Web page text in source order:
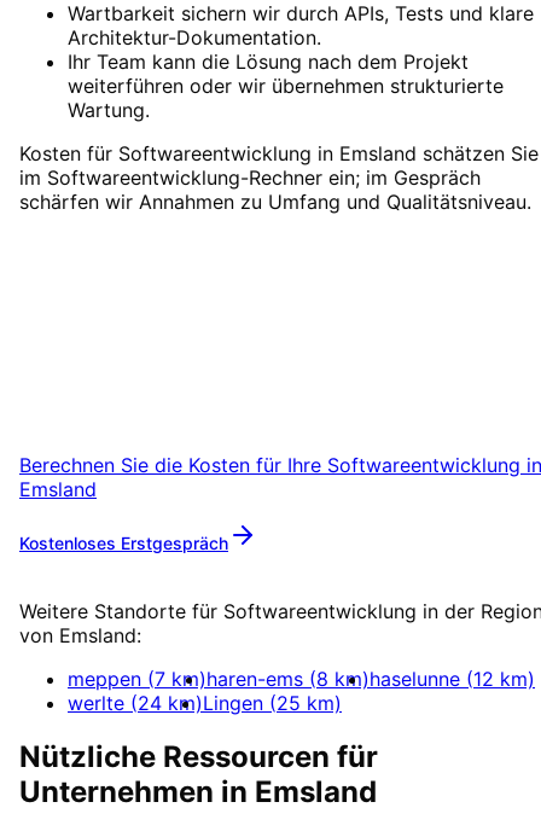
Wartbarkeit sichern wir durch APIs, Tests und klare
Architektur-Dokumentation.
Ihr Team kann die Lösung nach dem Projekt
weiterführen oder wir übernehmen strukturierte
Wartung.
Kosten für Softwareentwicklung in Emsland schätzen Sie
im Softwareentwicklung-Rechner ein; im Gespräch
schärfen wir Annahmen zu Umfang und Qualitätsniveau.
Berechnen Sie die Kosten für Ihre Softwareentwicklung in
Emsland
Kostenloses Erstgespräch
Weitere Standorte für Softwareentwicklung in der
von Emsland:
meppen (7 km)haren-ems (8 km)haselunne (12 km)
werlte (24 km)Lingen (25 km)
Nützliche Ressourcen für
Unternehmen in Emsland